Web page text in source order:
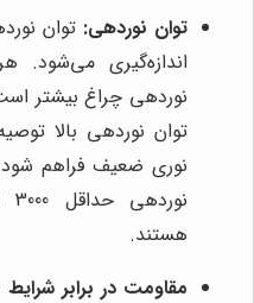
توان نوردهی:
اندازه‌گیری می‌شود.
نوردهی چراغ بیشتر
توان نوردهی بالا
نوری ضعیف فراهم
هستند.
مقاومت در برابر